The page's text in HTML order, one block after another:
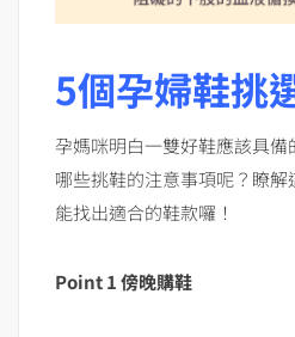
5個孕婦鞋挑
孕媽咪明白一雙好鞋應該具
哪些挑鞋的注意事項呢？瞭
能找出適合的鞋款囉！
Point 1 傍晚購鞋